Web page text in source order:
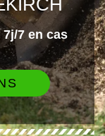
7 en cas